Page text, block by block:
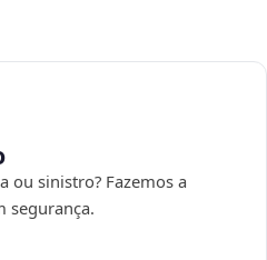
ou sinistro? Fazemos a
segurança.